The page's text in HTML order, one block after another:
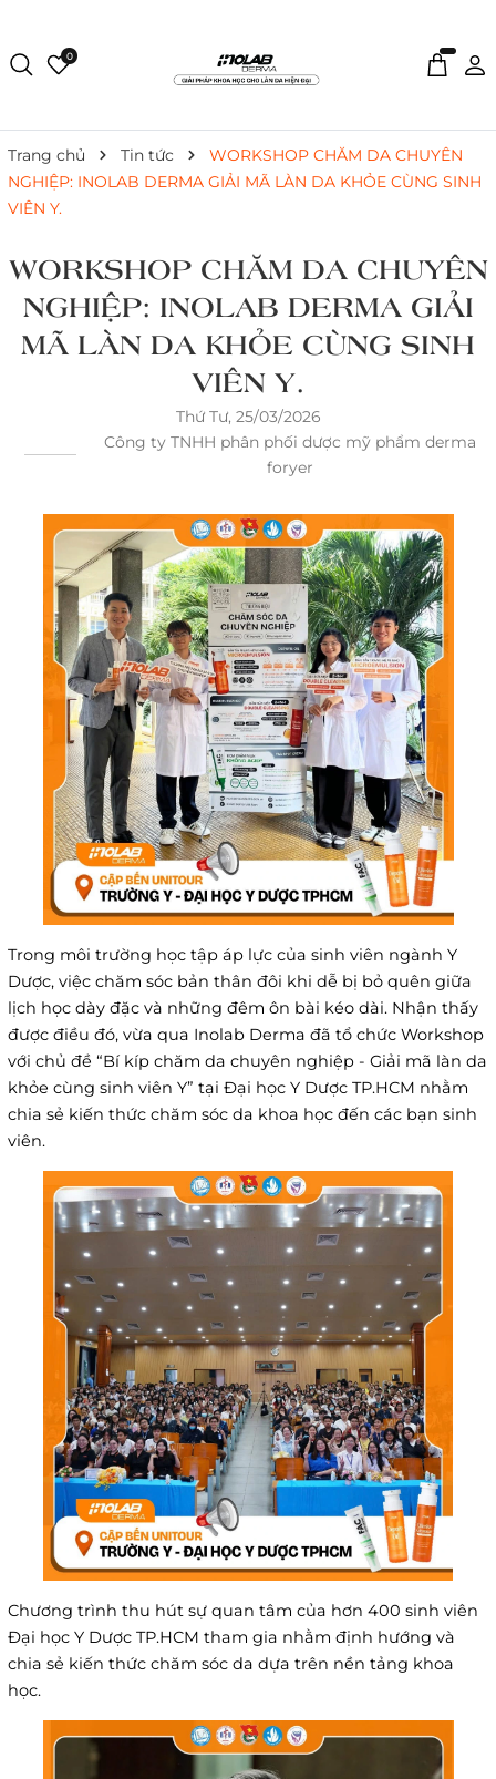
0
Trang chủ Tin tức
WORKSHOP CHĂM DA CHUYÊN
NGHIỆP: INOLAB DERMA GIẢI MÃ LÀN DA KHỎE CÙNG SINH
VIÊN Y.
WORKSHOP CHĂM DA CHUYÊN
NGHIỆP: INOLAB DERMA GIẢI
MÃ LÀN DA KHỎE CÙNG SINH
VIÊN Y.
Thứ Tư, 25/03/2026
Công ty TNHH phân phối dược mỹ phẩm derma
foryer
Trong môi trường học tập áp lực của sinh viên ngành Y
Dược, việc chăm sóc bản thân đôi khi dễ bị bỏ quên giữa
lịch học dày đặc và những đêm ôn bài kéo dài. Nhận thấy
được điều đó, vừa qua Inolab Derma đã tổ chức Workshop
với chủ đề “Bí kíp chăm da chuyên nghiệp - Giải mã làn da
khỏe cùng sinh viên Y” tại Đại học Y Dược TP.HCM nhằm
chia sẻ kiến thức chăm sóc da khoa học đến các bạn sinh
viên.
Chương trình thu hút sự quan tâm của hơn 400 sinh viên
Đại học Y Dược TP.HCM tham gia nhằm định hướng và
chia sẻ kiến thức chăm sóc da dựa trên nền tảng khoa
học.